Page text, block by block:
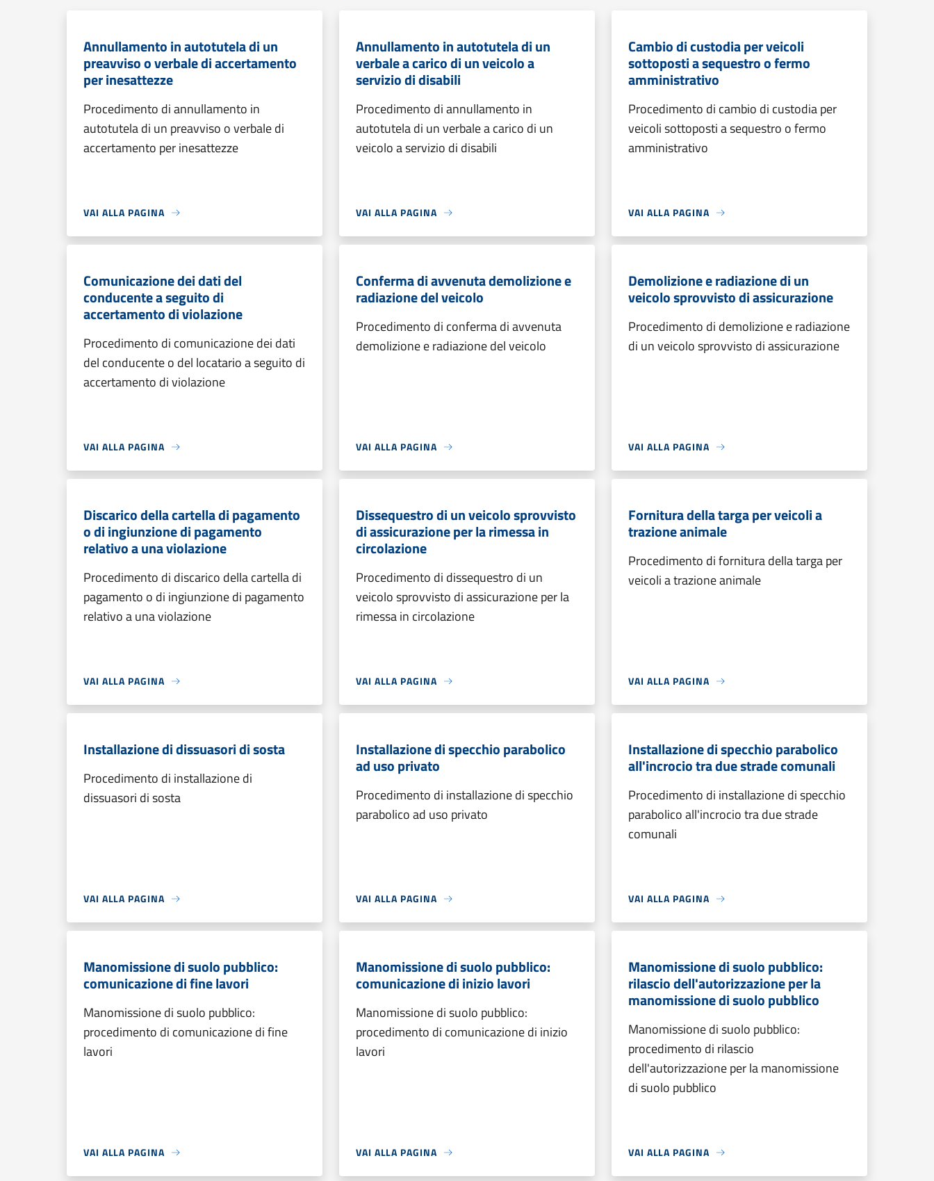
Annullamento in autotutela di un
preavviso o verbale di accertamento
per inesattezze
Procedimento di annullamento in
autotutela di un preavviso o verbale di
accertamento per inesattezze
VAI ALLA PAGINA
Annullamento in autotutela di un
verbale a carico di un veicolo a
servizio di disabili
Procedimento di annullamento in
autotutela di un verbale a carico di un
veicolo a servizio di disabili
VAI ALLA PAGINA
Cambio di custodia per veicoli
sottoposti a sequestro o fermo
amministrativo
Procedimento di cambio di custodia per
veicoli sottoposti a sequestro o fermo
amministrativo
VAI ALLA PAGINA
Comunicazione dei dati del
conducente a seguito di
accertamento di violazione
Procedimento di comunicazione dei dati
del conducente o del locatario a seguito di
accertamento di violazione
VAI ALLA PAGINA
Conferma di avvenuta demolizione e
radiazione del veicolo
Procedimento di conferma di avvenuta
demolizione e radiazione del veicolo
VAI ALLA PAGINA
Demolizione e radiazione di un
veicolo sprovvisto di assicurazione
Procedimento di demolizione e radiazione
di un veicolo sprovvisto di assicurazione
VAI ALLA PAGINA
Discarico della cartella di pagamento
o di ingiunzione di pagamento
relativo a una violazione
Procedimento di discarico della cartella di
pagamento o di ingiunzione di pagamento
relativo a una violazione
VAI ALLA PAGINA
Dissequestro di un veicolo sprovvisto
di assicurazione per la rimessa in
circolazione
Procedimento di dissequestro di un
veicolo sprovvisto di assicurazione per la
rimessa in circolazione
VAI ALLA PAGINA
Fornitura della targa per veicoli a
trazione animale
Procedimento di fornitura della targa per
veicoli a trazione animale
VAI ALLA PAGINA
Installazione di dissuasori di sosta
Procedimento di installazione di
dissuasori di sosta
VAI ALLA PAGINA
Installazione di specchio parabolico
ad uso privato
Procedimento di installazione di specchio
parabolico ad uso privato
VAI ALLA PAGINA
Installazione di specchio parabolico
all'incrocio tra due strade comunali
Procedimento di installazione di specchio
parabolico all'incrocio tra due strade
comunali
VAI ALLA PAGINA
Manomissione di suolo pubblico:
comunicazione di fine lavori
Manomissione di suolo pubblico:
procedimento di comunicazione di fine
lavori
VAI ALLA PAGINA
Manomissione di suolo pubblico:
comunicazione di inizio lavori
Manomissione di suolo pubblico:
procedimento di comunicazione di inizio
lavori
VAI ALLA PAGINA
Manomissione di suolo pubblico:
rilascio dell'autorizzazione per la
manomissione di suolo pubblico
Manomissione di suolo pubblico:
procedimento di rilascio
dell'autorizzazione per la manomissione
di suolo pubblico
VAI ALLA PAGINA